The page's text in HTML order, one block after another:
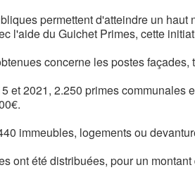
permettent d'atteindre un haut
l'aide du Guichet Primes, cette
concerne les postes
et 2021, 2.250 primes
immeubles, logements ou
ont été distribuées, pour un